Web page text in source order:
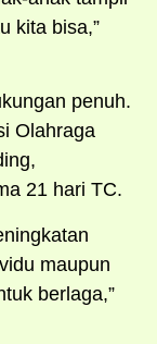
kita bisa,”
penuh.
Olahraga
21 hari TC.
maupun
berlaga,”